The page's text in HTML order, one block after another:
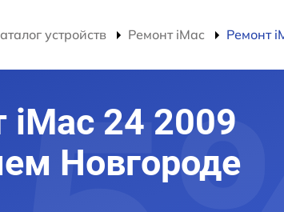
устройств Ремонт iMac Ремонт
iMac 24 2009
Новгороде